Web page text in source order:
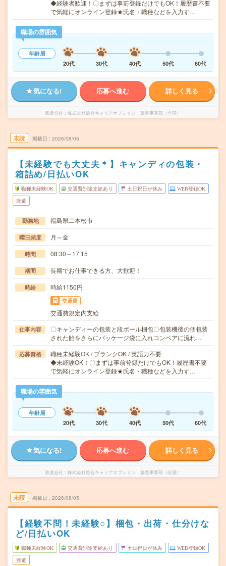
◆経験者歓迎！〇まずは事前登録だけでもOK！履歴書不要
で気軽にオンライン登録★氏名・職種などを入力す…
職場の雰囲気
年齢層
20代
30代 40代 50代 60代
気になる! 応募へ進む 詳しく見る
派遣会社 株式会社綜合キャリアオプション 製造事業部（全国）
未読 掲載日 2026/08/05
【未経験でも大丈夫＊】キャンディの包装・
箱詰め/日払いOK
職種未経験OK 交通費別途支給あり 土日祝日が休み WEB登録OK
派遣
勤務地 福島県二本松市
曜日頻度 月～金
時間 08:30～17:15
期間 長期でお仕事できる方、大歓迎！
時給 時給1150円
交通費
交通費規定内支給
仕事内容
〇キャンディーの包装と段ボール梱包〇包装機後の個包装
された飴をさらにパッケージ袋に入れコンベアに流れ…
応募資格
職種未経験OK / ブランクOK / 英語力不要
◆未経験OK！〇まずは事前登録だけでもOK！履歴書不要
で気軽にオンライン登録★氏名・職種などを入力す…
職場の雰囲気
年齢層
20代
30代 40代 50代 60代
気になる! 応募へ進む 詳しく見る
派遣会社 株式会社綜合キャリアオプション 製造事業部（全国）
未読 掲載日 2026/08/05
【経験不問！未経験○】梱包・出荷・仕分けな
ど/日払いOK
職種未経験OK 交通費別途支給あり 土日祝日が休み WEB登録OK
派遣